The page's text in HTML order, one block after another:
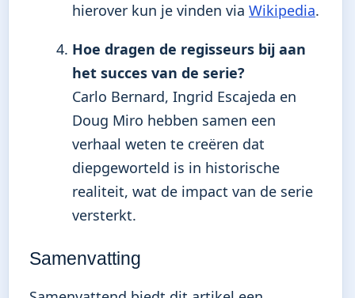
hierover kun je vinden via Wikipedia.
Hoe dragen de regisseurs bij aan
het succes van de serie?
Carlo Bernard, Ingrid Escajeda en
Doug Miro hebben samen een
verhaal weten te creëren dat
diepgeworteld is in historische
realiteit, wat de impact van de serie
versterkt.
Samenvatting